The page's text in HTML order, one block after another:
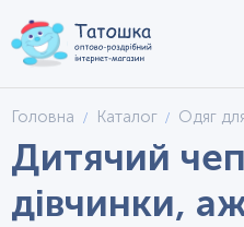
Головна Каталог Одяг
Дитячий
дівчинки,